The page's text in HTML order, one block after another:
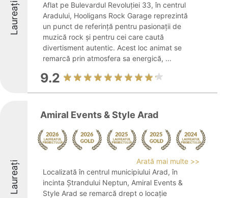
Laureați
Aflat pe Bulevardul Revoluției 33, în centrul
Aradului, Hooligans Rock Garage reprezintă
un punct de referință pentru pasionații de
muzică rock și pentru cei care caută
divertisment autentic. Acest loc animat se
remarcă prin atmosfera sa energică, ...
9.2
Laureați
Amiral Events & Style Arad
Arată mai multe >>
Localizată în centrul municipiului Arad, în
incinta Ștrandului Neptun, Amiral Events &
Style Arad se remarcă drept o locație